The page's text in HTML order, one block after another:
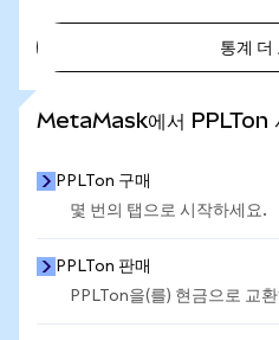
통계 더
MetaMask에서 PPLTon
PPLTon 구매
몇 번의 탭으로 시작하세요.
PPLTon 판매
PPLTon을(를) 현금으로 교